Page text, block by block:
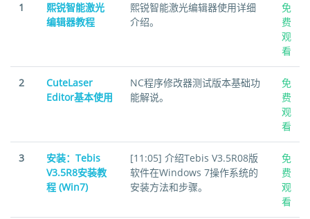
1
熙锐智能激光
编辑器教程
熙锐智能激光编辑器使用详细
介绍。
免
费
观
看
2
CuteLaser
Editor基本使用
NC程序修改器测试版本基础功
能解说。
免
费
观
看
3
安装：Tebis
V3.5R8安装教
程 (Win7)
[11:05] 介绍Tebis V3.5R08版
软件在Windows 7操作系统的
安装方法和步骤。
免
费
观
看